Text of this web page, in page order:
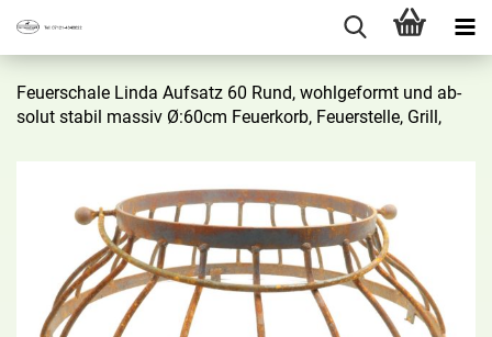
Feu­er­scha­le Linda Auf­satz 60 Rund, wohl­ge­formt und ab­
so­lut sta­bil mas­siv Ø:60cm Feu­er­korb, Feu­er­stel­le, Grill,